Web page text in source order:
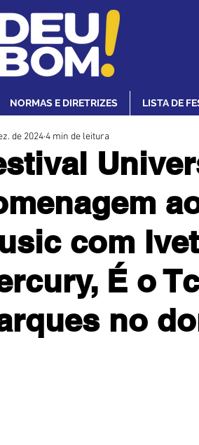
NORMAS E DIRETRIZES LISTA DE
com
É o
no
de 20244 min de leitura